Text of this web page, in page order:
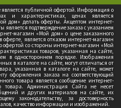
публичной офертой. Информация о
и характеристиках, ценах является
дом» делать оферты. Акцептом интернет-
подтверждение заказа с указанием
магазин «Мой дом» о цене заказанного
является отказом интернет-магазин
офертой со стороны интернет-магазин «Мой
товаров, указанная на сайте,
в одностороннем порядке. Изображения
в каталоге на сайте, могут отличаться от
указанная в каталоге на сайте, может
оформления заказа на соответствующий
товара является сообщение интернет-
Администрация Сайта не несет
и других материалов на сайте, их
законодательству, за достоверность
качество информации и изображений.